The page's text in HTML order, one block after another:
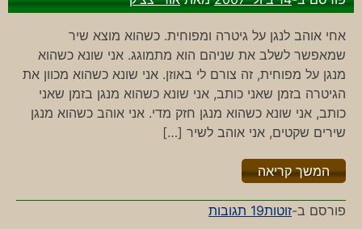
אחי אוהב לנגן על גיטרה ומפוחית. כשהוא מוצא שיר
שמאפשר לשלב את שניהם הוא מתמוגג. אני שונא כשהוא
מנגן על מפוחית, זה צורם לי באוזן. אני שונא כשהוא מכוון את
הגיטרה בזמן שאני כותב, אני שונא כשהוא מנגן בזמן שאני
כותב, אני שונא כשהוא מנגן חזק מדי. אני אוהב כשהוא מנגן
שירים שקטים, אני אוהב לשיר […]
המשך קריאה"%s"
פורסם ב-זוטות19 תגובות
על